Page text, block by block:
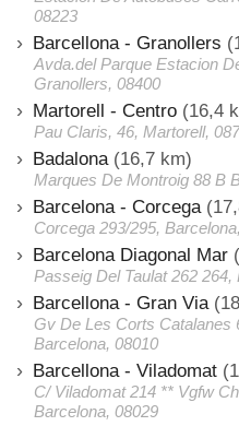
08223
Barcellona - Granollers
Avda.del Parque Estacion
Granollers, 08400
Martorell - Centro (16,4
Pau Claris, 46, Martorell,
Badalona (16,7 km)
Marques De Montroig 88 B
Barcelona - Corcega
Corcega 293/295,
Barcelona Diagonal Mar
Passeig Del Taulat 262 264,
Barcellona - Gran Via
Gv De Les Corts Catalanes
Barcelona, 08010
Barcellona - Viladomat
C/ Viladomat 214 ** Vgfw
Barcelona, 08029